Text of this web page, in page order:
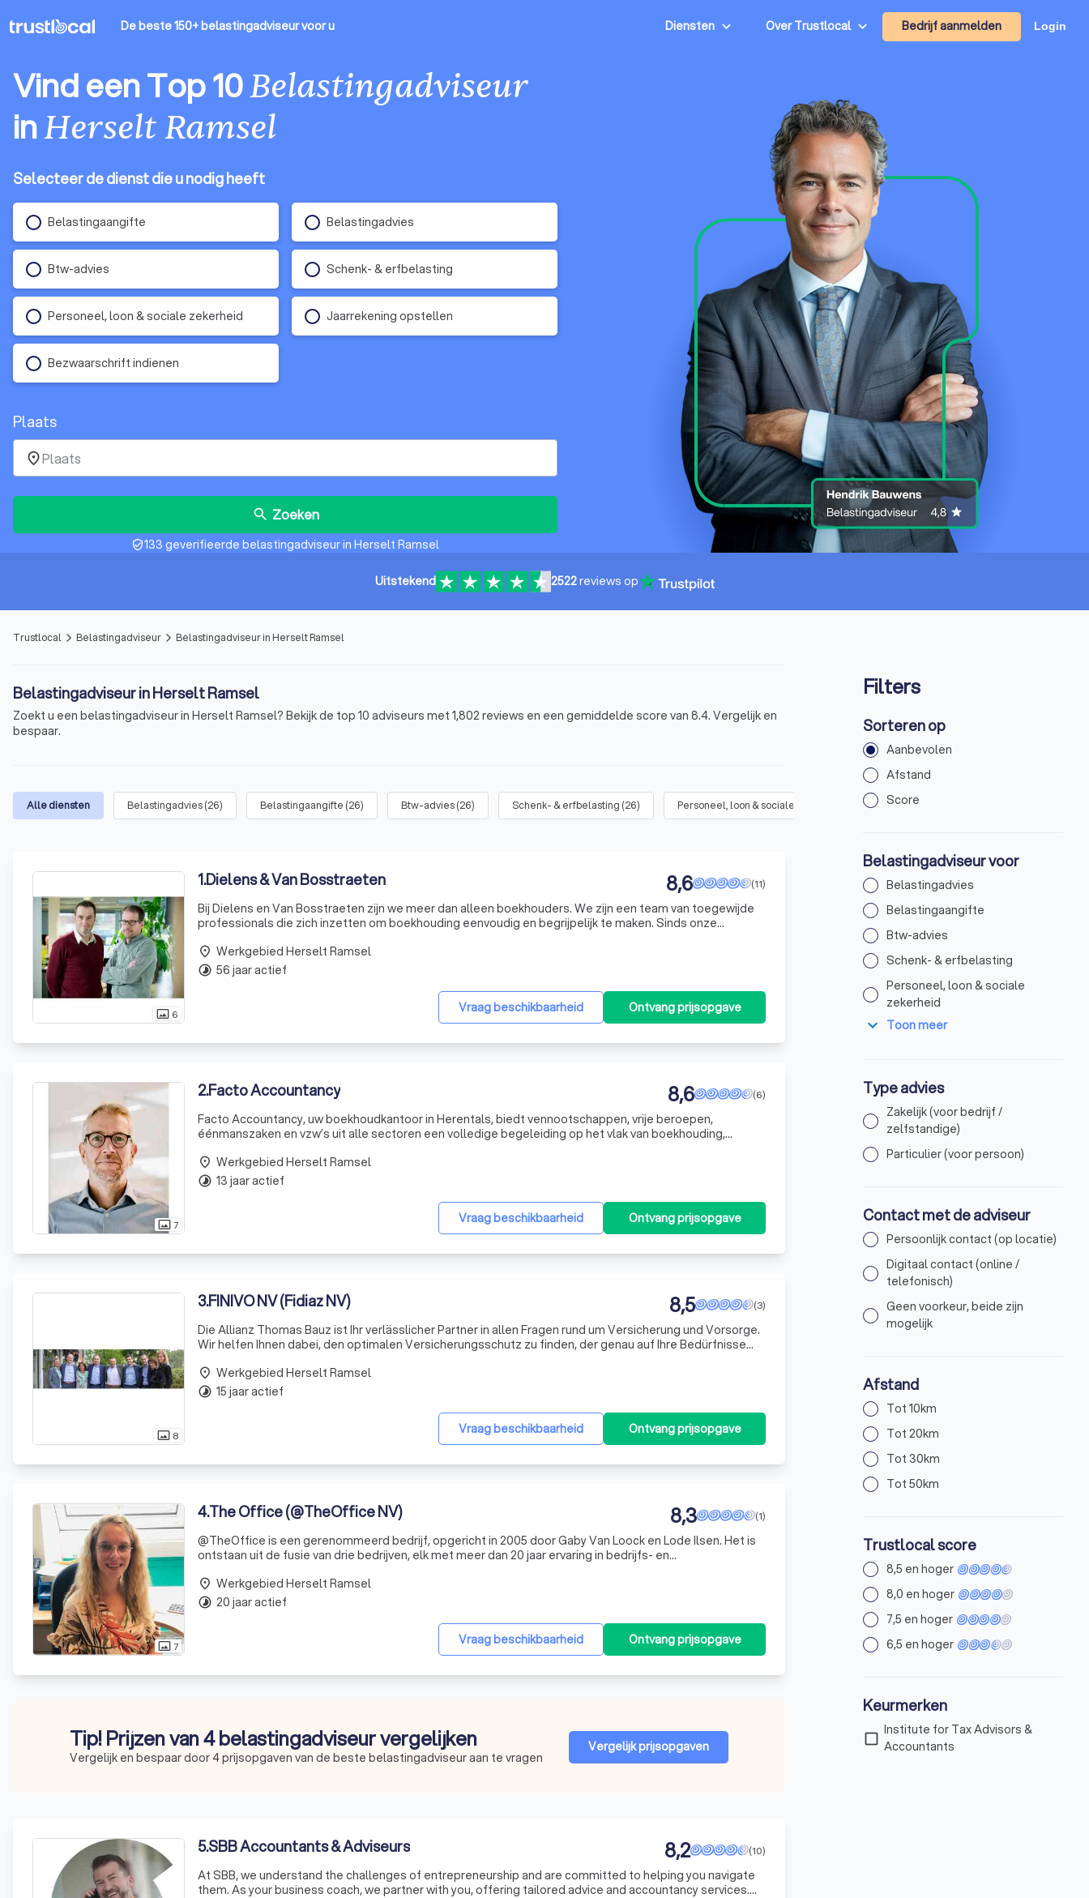
De beste 150+ belastingadviseurvoor u Diensten Over Trustlocal Bedrijf aanmelden Login
Vind een Top 10Belastingadviseur
inHerselt Ramsel
Selecteer de dienst die u nodig heeft
Belastingaangifte Belastingadvies
Btw-advies Schenk- & erfbelasting
Personeel, loon & sociale zekerheid Jaarrekening opstellen
Bezwaarschrift indienen
Plaats
place
search Zoeken
verified_user133 geverifieerde belastingadviseur in Herselt Ramsel
Uitstekend 2522reviews op
Trustlocal arrow_forward_ios Belastingadviseur arrow_forward_ios Belastingadviseur in Herselt Ramsel
Belastingadviseur in Herselt Ramsel
Zoekt u een belastingadviseur in Herselt Ramsel? Bekijk de top 10 adviseurs met 1,802 reviews en een gemiddelde score van 8.4. Vergelijk en
bespaar.
Alle diensten Belastingadvies(26) Belastingaangifte (26) Btw-advies(26) Schenk- & erfbelasting (26) Personeel, loon & sociale zekerheid ) Jaarrekening opstellen
photo_size_select_actual 6
1.Dielens & Van Bosstraeten (11)
8,6
Bij Dielens en Van Bosstraeten zijn we meer dan alleen boekhouders. We zijn een team van toegewijde
professionals die zich inzetten om boekhouding eenvoudig en begrijpelijk te maken. Sinds onze
behoeften van
Vraag beschikbaarheid Ontvang prijsopgave
place Werkgebied Herselt Ramsel
timelapse 56 jaar actief
photo_size_select_actual7
2.Facto Accountancy (6)
8,6
Facto Accountancy, uw boekhoudkantoor in Herentals, biedt vennootschappen, vrije beroepen,
éénmanszaken en vzw’s uit alle sectoren een volledige begeleiding op het vlak van boekhouding,
stopzetting.
Vraag beschikbaarheid Ontvang prijsopgave
place Werkgebied Herselt Ramsel
timelapse 13 jaar actief
photo_size_select_actual 8
3.FINIVO NV (Fidiaz NV) (3)
8,5
Die Allianz Thomas Bauz ist Ihr verlässlicher Partner in allen Fragen rund um Versicherung und Vorsorge.
Wir helfen Ihnen dabei, den optimalen Versicherungsschutz zu finden, der genau auf Ihre Bedürfnisse
Vraag beschikbaarheid Ontvang prijsopgave
place Werkgebied Herselt Ramsel
timelapse 15 jaar actief
photo_size_select_actual7
4.The Office (@TheOffice NV) (1)
8,3
@TheOffice is een gerenommeerd bedrijf, opgericht in 2005 door Gaby Van Loock en Lode Ilsen. Het is
ontstaan uit de fusie van drie bedrijven, elk met meer dan 20 jaar ervaring in bedrijfs- en
bedrijfsaccountingdiensten
Vraag beschikbaarheid Ontvang prijsopgave
place Werkgebied Herselt Ramsel
timelapse 20 jaar actief
Tip! Prijzen van 4 belastingadviseur vergelijken
Vergelijk en bespaar door 4 prijsopgaven van de beste belastingadviseur aan te vragen
Vergelijk prijsopgaven
5.SBB Accountants & Adviseurs (10)
8,2
At SBB, we understand the challenges of entrepreneurship and are committed to helping you navigate
them. As your business coach, we partner with you, offering tailored advice and accountancy services.
Filters
Sorteren op
Aanbevolen
Afstand
Score
Belastingadviseur voor
Belastingadvies
Belastingaangifte
Btw-advies
Schenk- & erfbelasting
Personeel, loon & sociale
zekerheid
expand_more Toon meer
Type advies
Zakelijk (voor bedrijf /
zelfstandige)
Particulier (voor persoon)
Contact met de adviseur
Persoonlijk contact (op locatie)
Digitaal contact (online /
telefonisch)
Geen voorkeur, beide zijn
mogelijk
Afstand
Tot 10km
Tot 20km
Tot 30km
Tot 50km
Trustlocal score
8,5 en hoger
8,0 en hoger
7,5 en hoger
6,5 en hoger
Keurmerken
check_box_outline_blank
Institute for Tax Advisors &
Accountants